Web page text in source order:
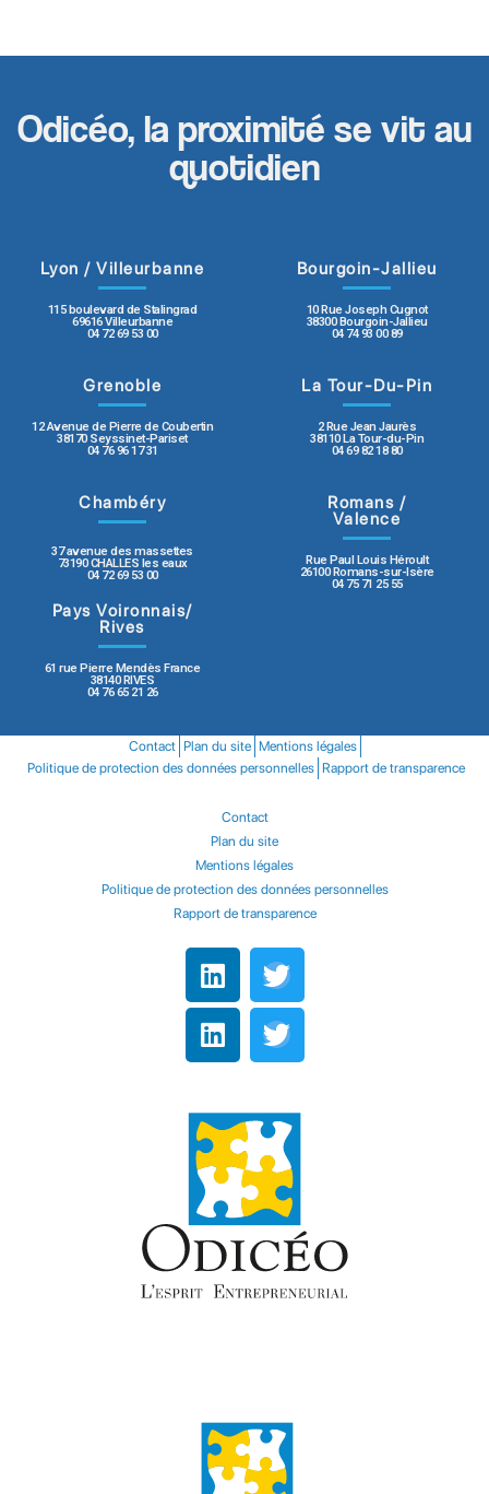
Odicéo, la proximité se vit au
quotidien
Lyon / Villeurbanne
115 boulevard de Stalingrad
69616 Villeurbanne
04 72 69 53 00
Bourgoin-Jallieu
10 Rue Joseph Cugnot
38300 Bourgoin-Jallieu
04 74 93 00 89
Grenoble
12 Avenue de Pierre de Coubertin
38170 Seyssinet-Pariset
04 76 96 17 31
La Tour-Du-Pin
2 Rue Jean Jaurès
38110 La Tour-du-Pin
04 69 82 18 80
Chambéry
37 avenue des massettes
73190 CHALLES les eaux
04 72 69 53 00
Romans /
Valence
Rue Paul Louis Héroult
26100 Romans-sur-Isère
04 75 71 25 55
Pays Voironnais/
Rives
61 rue Pierre Mendès France
38140 RIVES
04 76 65 21 26
Contact Plan du site Mentions légales
Politique de protection des données personnelles Rapport de transparence
Contact
Plan du site
Mentions légales
Politique de protection des données personnelles
Rapport de transparence